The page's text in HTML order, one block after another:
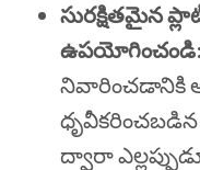
సురక్షితమైన
ఉపయోగించండి:
నివారించడానికి
ద్వారా